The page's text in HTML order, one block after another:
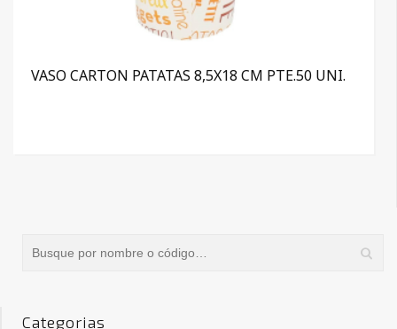
VASO CARTON PATATAS 8,5X18 CM PTE.50 UNI.
Categorias